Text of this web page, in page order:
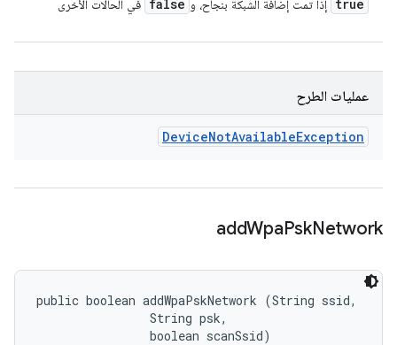
true إذا تمت إضافة الشبكة بنجاح، و false في الحالات الأخرى
عمليات الطرح
DeviceNotAvailableException
addWpaPskNetwork
public boolean addWpaPskNetwork (String ssid,
                String psk,
                boolean scanSsid)